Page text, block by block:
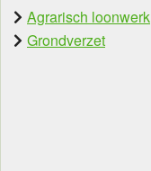
Agrarisch loonwerk
Grondverzet